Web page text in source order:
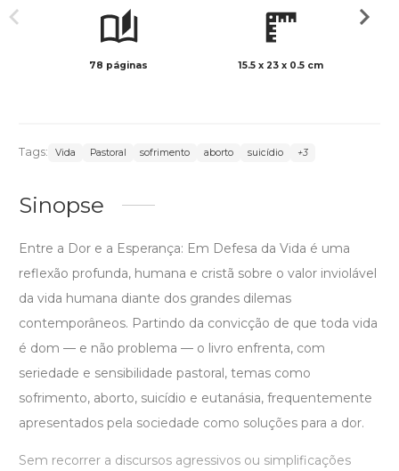
78 páginas 15.5 x 23 x 0.5 cm
Tags: Vida Pastoral sofrimento aborto suicídio +3
Sinopse
Entre a Dor e a Esperança: Em Defesa da Vida é uma
reflexão profunda, humana e cristã sobre o valor inviolável
da vida humana diante dos grandes dilemas
contemporâneos. Partindo da convicção de que toda vida
é dom — e não problema — o livro enfrenta, com
seriedade e sensibilidade pastoral, temas como
sofrimento, aborto, suicídio e eutanásia, frequentemente
apresentados pela sociedade como soluções para a dor.
Sem recorrer a discursos agressivos ou simplificações